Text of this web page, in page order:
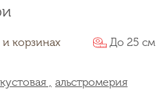
корзинах До 25 см
, альстромерия